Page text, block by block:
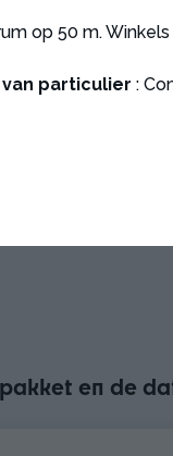
op 50 m.
particulier :
en de